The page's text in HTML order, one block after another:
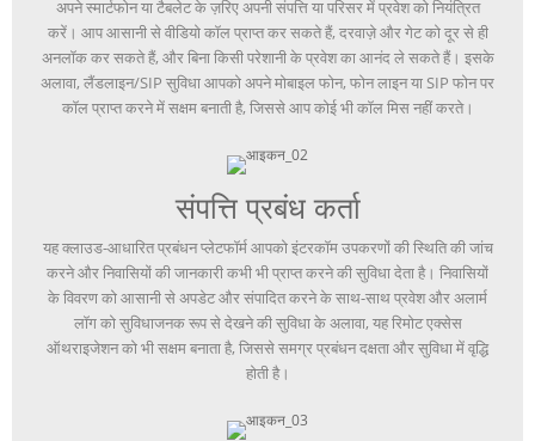
अपने स्मार्टफोन या टैबलेट के ज़रिए अपनी संपत्ति या परिसर में प्रवेश को नियंत्रित
करें। आप आसानी से वीडियो कॉल प्राप्त कर सकते हैं, दरवाज़े और गेट को दूर से ही
अनलॉक कर सकते हैं, और बिना किसी परेशानी के प्रवेश का आनंद ले सकते हैं। इसके
अलावा, लैंडलाइन/SIP सुविधा आपको अपने मोबाइल फोन, फोन लाइन या SIP फोन पर
कॉल प्राप्त करने में सक्षम बनाती है, जिससे आप कोई भी कॉल मिस नहीं करते।
संपत्ति प्रबंध कर्ता
यह क्लाउड-आधारित प्रबंधन प्लेटफॉर्म आपको इंटरकॉम उपकरणों की स्थिति की जांच
करने और निवासियों की जानकारी कभी भी प्राप्त करने की सुविधा देता है। निवासियों
के विवरण को आसानी से अपडेट और संपादित करने के साथ-साथ प्रवेश और अलार्म
लॉग को सुविधाजनक रूप से देखने की सुविधा के अलावा, यह रिमोट एक्सेस
ऑथराइजेशन को भी सक्षम बनाता है, जिससे समग्र प्रबंधन दक्षता और सुविधा में वृद्धि
होती है।